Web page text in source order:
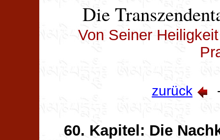
Die
Von Seiner
zurück
60. Kapitel: Die